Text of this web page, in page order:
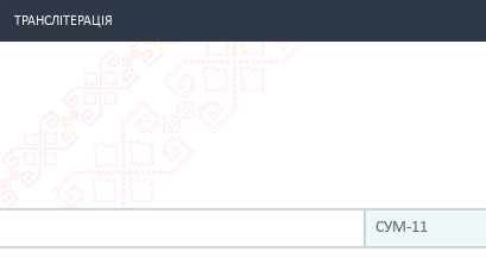
ТРАНСЛІТЕРАЦІЯ
СУМ-11